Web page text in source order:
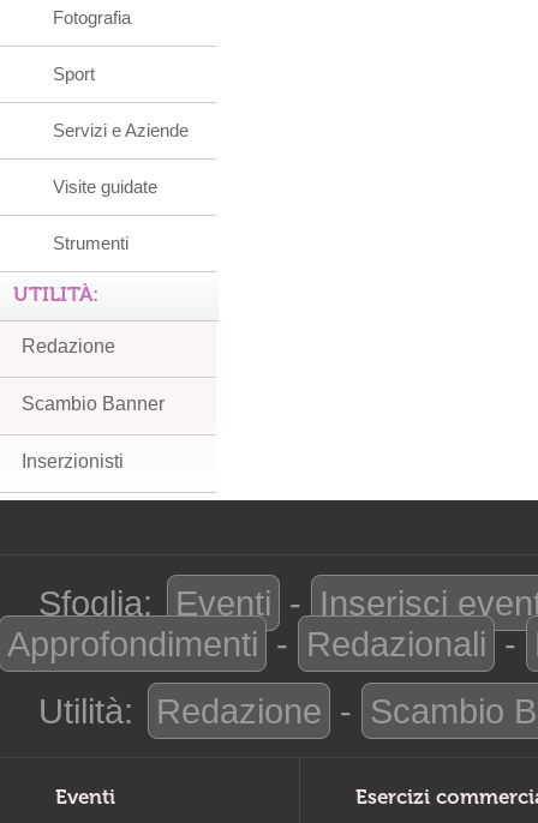
Fotografia
Sport
Servizi e Aziende
Visite guidate
Strumenti
UTILITÀ:
Redazione
Scambio Banner
Inserzionisti
Sfoglia: Eventi - Inserisci
Approfondimenti - Redazionali -
Utilità:
Redazione - Scambio
Eventi Esercizi